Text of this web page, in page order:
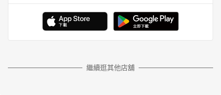
繼續逛其他店舖